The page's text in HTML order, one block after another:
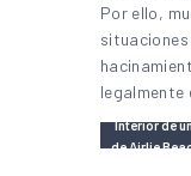
Por ello,
legalmente
Interior de
de Airlie